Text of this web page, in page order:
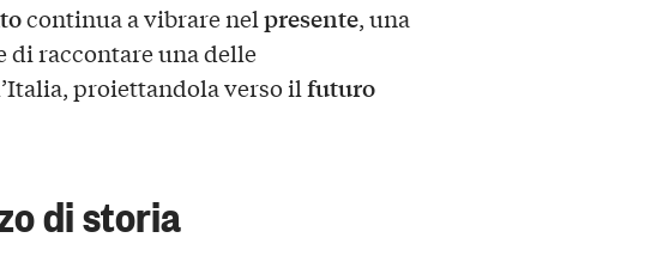
continua a vibrare nelpresente, una
di raccontare una delle
proiettandola verso ilfuturo
di storia